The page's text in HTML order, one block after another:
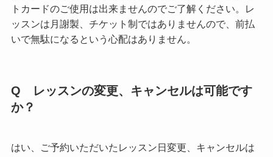
トカードのご使用は出来ませんのでご了解ください。レ
ッスンは月謝製、チケット制ではありませんので、前払
いで無駄になるという心配はありません。
Q レッスンの変更、キャンセルは可能です
か？
はい、ご予約いただいたレッスン日変更、キャンセルは